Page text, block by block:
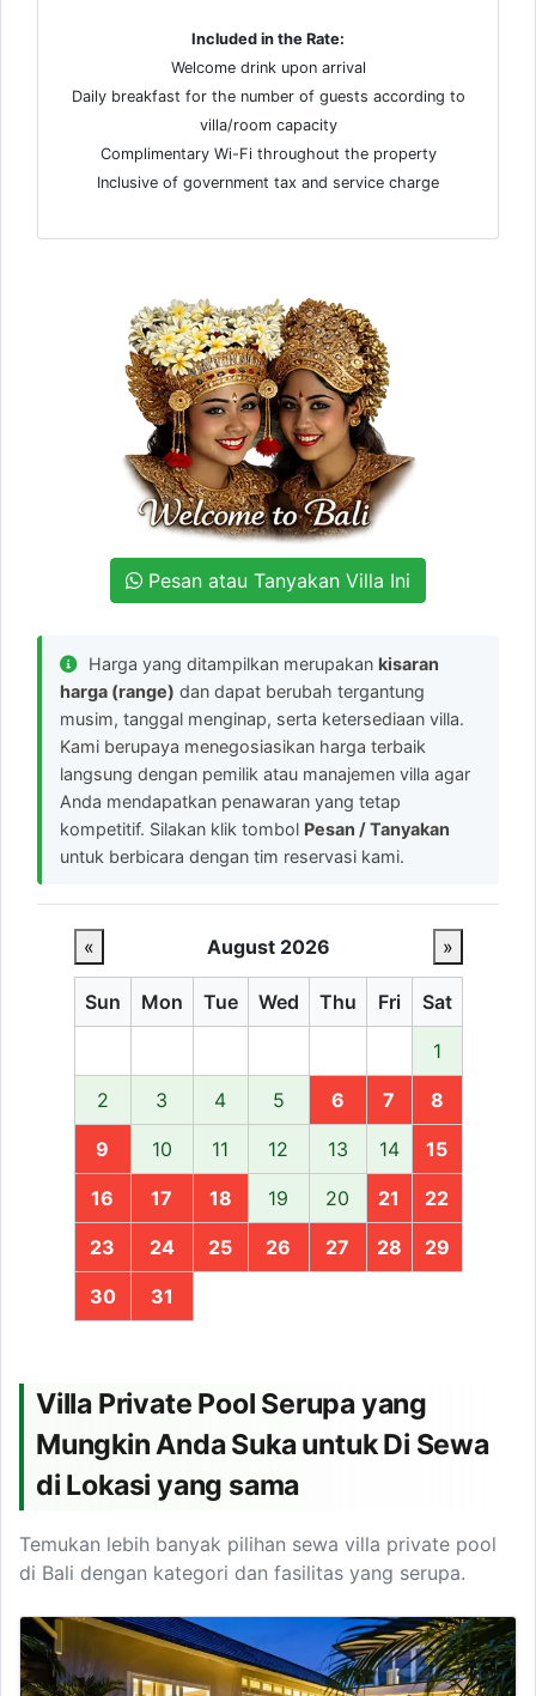
Included in the Rate:
Welcome drink upon arrival
Daily breakfast for the number of guests according to
villa/room capacity
Complimentary Wi-Fi throughout the property
Inclusive of government tax and service charge
Pesan atau Tanyakan Villa Ini
Harga yang ditampilkan merupakan kisaran
harga (range) dan dapat berubah tergantung
musim, tanggal menginap, serta ketersediaan villa.
Kami berupaya menegosiasikan harga terbaik
langsung dengan pemilik atau manajemen villa agar
Anda mendapatkan penawaran yang tetap
kompetitif. Silakan klik tombol Pesan / Tanyakan
untuk berbicara dengan tim reservasi kami.
« August 2026 »
Sun Mon Tue Wed Thu Fri Sat
1
2 3 4 5 6 7 8
9 10 11 12 13 14 15
16 17 18 19 20 21 22
23 24 25 26 27 28 29
30 31
Villa Private Pool Serupa yang
Mungkin Anda Suka untuk Di Sewa
di Lokasi yang sama
Temukan lebih banyak pilihan sewa villa private pool
di Bali dengan kategori dan fasilitas yang serupa.